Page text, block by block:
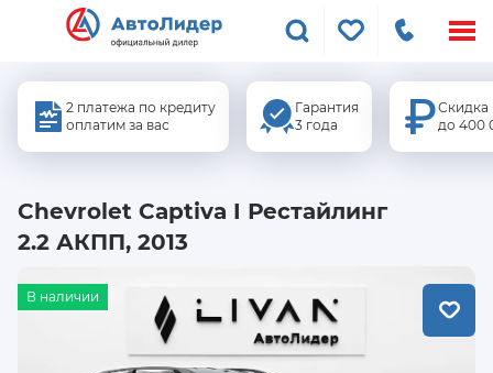
2 платежа по кредиту
оплатим за вас
Гарантия
3 года
Скидка
до 400
Chevrolet Captiva I Рестайлинг
2.2 АКПП, 2013
В наличии